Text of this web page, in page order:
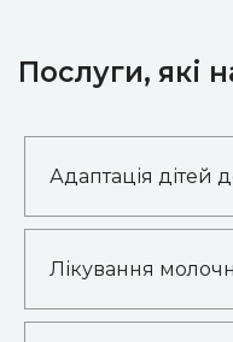
Послуги, які
Адаптація дітей
Лікування